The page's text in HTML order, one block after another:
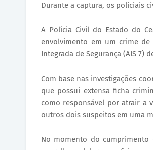
Durante a captura, os policiais
A Polícia Civil do Estado do
envolvimento em um crime
Integrada de Segurança (AIS 7)
Com base nas investigações
que possui extensa ficha
como responsável por atrair a
outros dois suspeitos em uma
No momento do